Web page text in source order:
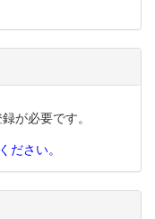
が必要です。
ださい。